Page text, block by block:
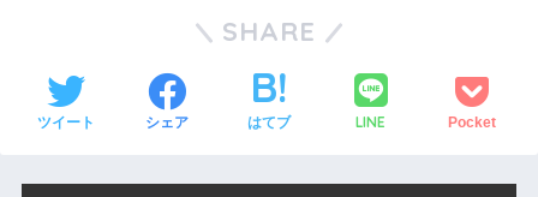
SHARE
ツイート シェア はてブ LINE Pocket